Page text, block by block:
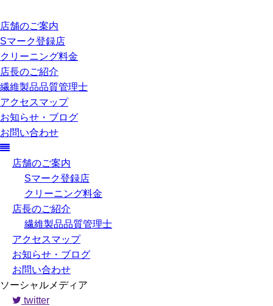
店舗のご案内
Sマーク登録店
クリーニング料金
店長のご紹介
繊維製品品質管理士
アクセスマップ
お知らせ・ブログ
お問い合わせ
店舗のご案内
Sマーク登録店
クリーニング料金
店長のご紹介
繊維製品品質管理士
アクセスマップ
お知らせ・ブログ
お問い合わせ
ソーシャルメディア
twitter